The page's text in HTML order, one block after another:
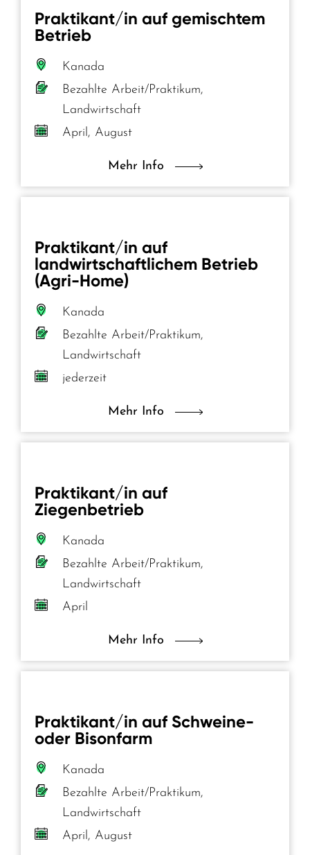
Praktikant/in auf gemischtem
Betrieb
Kanada
Bezahlte Arbeit/Praktikum,
Landwirtschaft
April, August
Mehr Info
Praktikant/in auf
landwirtschaftlichem Betrieb
(Agri-Home)
Kanada
Bezahlte Arbeit/Praktikum,
Landwirtschaft
jederzeit
Mehr Info
Praktikant/in auf
Ziegenbetrieb
Kanada
Bezahlte Arbeit/Praktikum,
Landwirtschaft
April
Mehr Info
Praktikant/in auf Schweine-
oder Bisonfarm
Kanada
Bezahlte Arbeit/Praktikum,
Landwirtschaft
April, August